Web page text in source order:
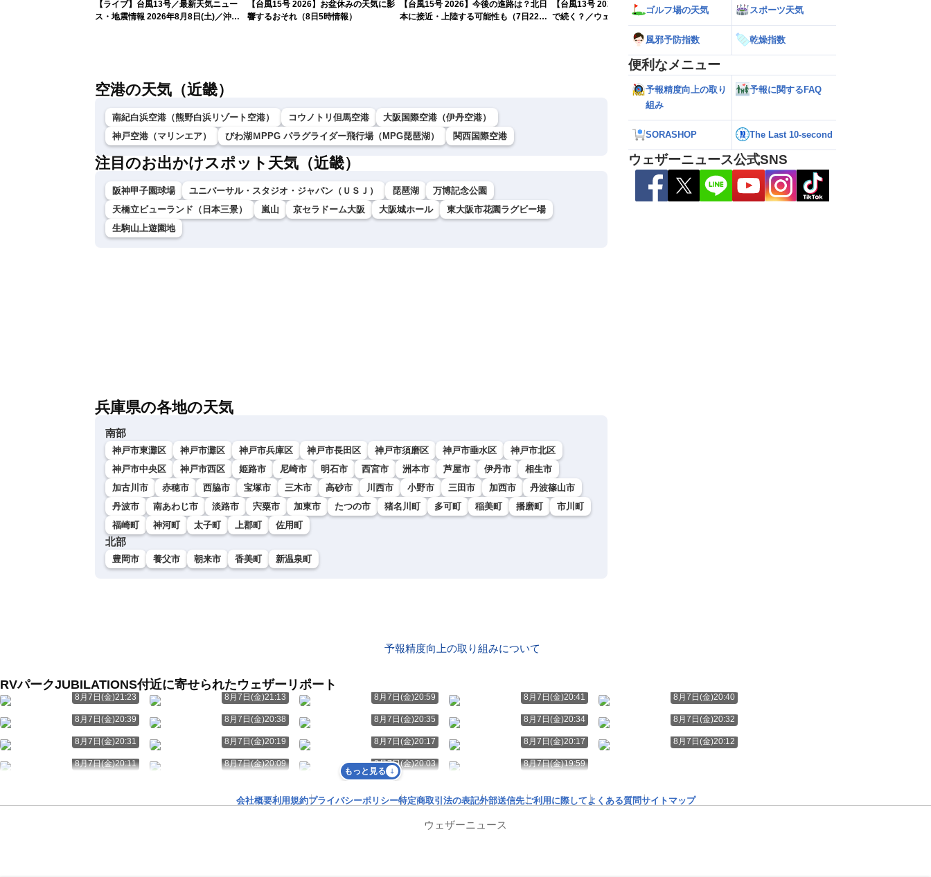
【ライブ】台風13号／最新天気ニュー
ス・地震情報 2026年8月8日(土)／沖
【台風15号 2026】お盆休みの天気に影
響するおそれ（8日5時情報）
【台風15号 2026】今後の進路は？北日
本に接近・上陸する可能性も（7日22時
【台風13号 2026】雨風の影響はいつま
で続く？／ウェザーニュース気象予報士
解説（7日22時情報）
【お盆休みの天気2026】台風の影響に要
注意 後半は急な雷雨の心配も
空港の天気（近畿）
南紀白浜空港（熊野白浜リゾート空港） コウノトリ但馬空港
大阪国際空港（伊丹空港）
神戸空港（マリンエア）
びわ湖ＭPPG パラグライダー飛行場（MPG琵琶湖） 関西国際空港
注目のお出かけスポット天気（近畿）
阪神甲子園球場 ユニバーサル・スタジオ・ジャパン（ＵＳＪ） 琵琶湖
万博記念公園
天橋立ビューランド（日本三景）
嵐山 京セラドーム大阪 大阪城ホール
東大阪市花園ラグビー場
生駒山上遊園地
兵庫県の各地の天気
南部
神戸市東灘区 神戸市灘区 神戸市兵庫区 神戸市長田区 神戸市須磨区 神戸市垂水区
神戸市北区
神戸市中央区
神戸市西区 姫路市 尼崎市 明石市 西宮市 洲本市 芦屋市 伊丹市
相生市
加古川市
赤穂市 西脇市 宝塚市 三木市 高砂市 川西市 小野市 三田市 加西市
丹波篠山市
丹波市
南あわじ市 淡路市 宍粟市 加東市 たつの市 猪名川町 多可町 稲美町 播磨町
市川町
福崎町
神河町 太子町 上郡町 佐用町
北部
豊岡市 養父市 朝来市 香美町 新温泉町
ゴルフ場の天気 スポーツ天気
風邪予防指数 乾燥指数
便利なメニュー
予報精度向上の取り
組み
予報に関するFAQ
SORASHOP The Last 10-second
ウェザーニュース公式SNS
予報精度向上の取り組みについて
RVパークJUBILATIONS付近に寄せられたウェザーリポート
8月7日(金)21:23 8月7日(金)21:13 8月7日(金)20:59 8月7日(金)20:41 8月7日(金)20:40
8月7日(金)20:39 8月7日(金)20:38 8月7日(金)20:35 8月7日(金)20:34 8月7日(金)20:32
8月7日(金)20:31 8月7日(金)20:19 8月7日(金)20:17 8月7日(金)20:17 8月7日(金)20:12
8月7日(金)20:11 8月7日(金)20:09 8月7日(金)20:03 8月7日(金)19:59
もっと見る
会社概要利用規約プライバシーポリシー特定商取引法の表記外部送信先ご利用に際して よくある質問サイトマップ
ウェザーニュース